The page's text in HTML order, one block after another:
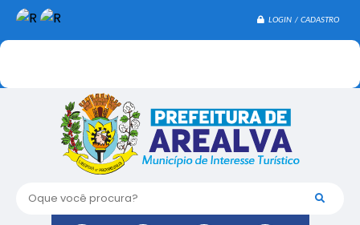
LOGIN / CADASTRO
Oque você procura?